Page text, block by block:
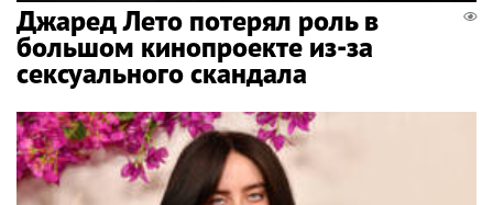
Джаред Лето потерял роль в
большом кинопроекте из-за
сексуального скандала